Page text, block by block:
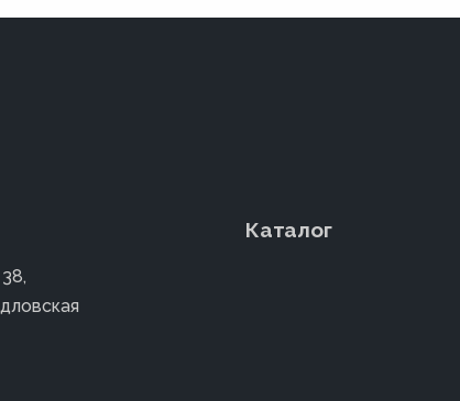
Каталог